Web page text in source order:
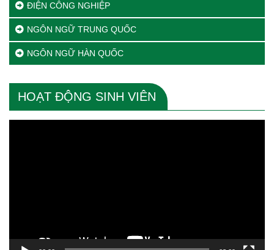
ĐIỆN CÔNG NGHIỆP
NGÔN NGỮ TRUNG QUỐC
NGÔN NGỮ HÀN QUỐC
HOẠT ĐỘNG SINH VIÊN